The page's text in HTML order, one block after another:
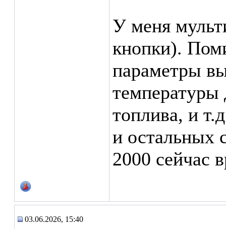
У меня
кнопки).
параметры
температуры
топлива, и
и остальных
2000 сейчас
03.06.2026, 15:40